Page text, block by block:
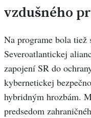
vzdušného
Na programe bola tiež
Severoatlantickej
zapojení SR do
kybernetickej
hybridným hrozbám.
predsedom